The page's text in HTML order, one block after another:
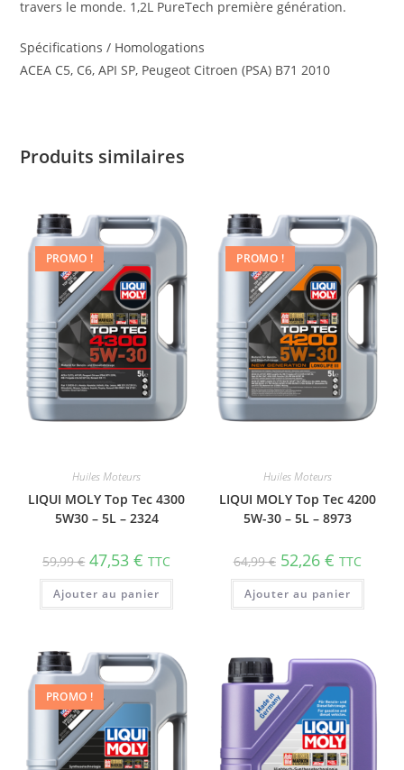
travers le monde. 1,2L PureTech première génération.
Spécifications / Homologations
ACEA C5, C6, API SP, Peugeot Citroen (PSA) B71 2010
Produits similaires
PROMO !
Huiles Moteurs
LIQUI MOLY Top Tec 4300
5W30 – 5L – 2324
59,99€ 47,53€ TTC
Ajouter au panier
PROMO !
Huiles Moteurs
LIQUI MOLY Top Tec 4200
5W-30 – 5L – 8973
64,99€ 52,26 € TTC
Ajouter au panier
PROMO !